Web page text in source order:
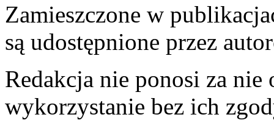
Zamieszczone w
są udostępnione przez
Redakcja nie ponosi za
wykorzystanie bez ich